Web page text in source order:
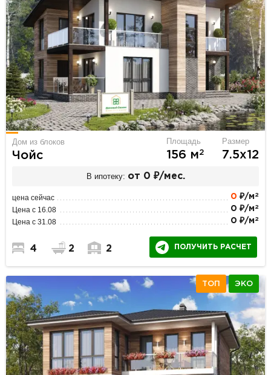
Дом из блоков
Чойс
Площадь
156 м2
Размер
7.5х12
В ипотеку: от 0 ₽/мес.
цена сейчас 0 ₽/м 2
Цена с 16.08 0 ₽/м 2
Цена с 31.08 0 ₽/м 2
4 2 2 ПОЛУЧИТЬ РАСЧЕТ
ТОП ЭКО